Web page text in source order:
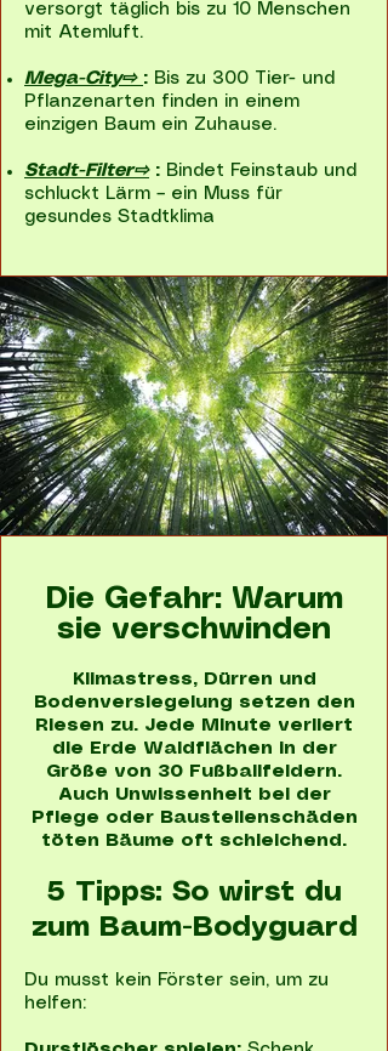
versorgt täglich bis zu 10 Menschen
mit Atemluft.
Mega-City⇨ : Bis zu 300 Tier- und
Pflanzenarten finden in einem
einzigen Baum ein Zuhause.
Stadt-Filter⇨: Bindet Feinstaub und
schluckt Lärm – ein Muss für
gesundes Stadtklima
Die Gefahr: Warum
sie verschwinden
Klimastress, Dürren und
Bodenversiegelung setzen den
Riesen zu. Jede Minute verliert
die Erde Waldflächen in der
Größe von 30 Fußballfeldern.
Auch Unwissenheit bei der
Pflege oder Baustellenschäden
töten Bäume oft schleichend.
5 Tipps: So wirst du
zum Baum-Bodyguard
Du musst kein Förster sein, um zu
helfen: